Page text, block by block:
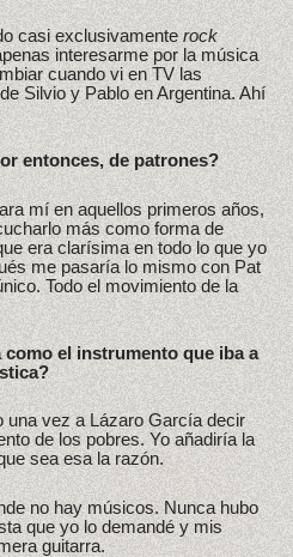
casi exclusivamenterock
interesarme por la música
cuando vi en TV las
Silvio y Pablo en Argentina. Ahí
entonces, de patrones?
mí en aquellos primeros años,
más como forma de
era clarísima en todo lo que yo
me pasaría lo mismo con Pat
Todo el movimiento de la
el instrumento que iba a
una vez a Lázaro García decir
de los pobres. Yo añadiría la
sea esa la razón.
no hay músicos. Nunca hubo
que yo lo demandé y mis
guitarra.